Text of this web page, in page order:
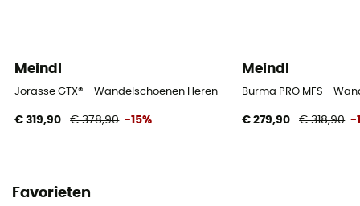
Meindl
Jorasse GTX® - Wandelschoenen Heren
€ 319,90 € 378,90 -15%
Meindl
Burma PRO MFS -
€ 279,90 € 318,90 -
Favorieten